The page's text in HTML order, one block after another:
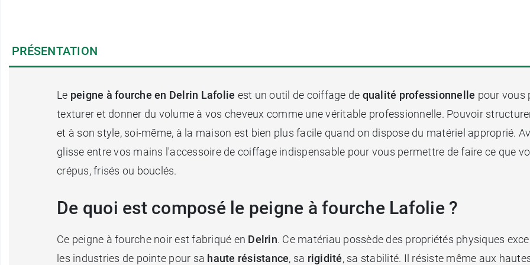
PRÉSENTATION
Le peigne à fourche en Delrin Lafolie est un outil de coiffage de qualité professionnelle pour vous
texturer et donner du volume à vos cheveux comme une véritable professionnelle. Pouvoir
et à son style, soi-même, à la maison est bien plus facile quand on dispose du matériel approprié.
glisse entre vos mains l'accessoire de coiffage indispensable pour vous permettre de faire ce que
crépus, frisés ou bouclés.
De quoi est composé le peigne à fourche Lafolie ?
Ce peigne à fourche noir est fabriqué en Delrin. Ce matériau possède des propriétés physiques
les industries de pointe pour sa haute résistance, sa rigidité, sa stabilité. Il résiste même aux